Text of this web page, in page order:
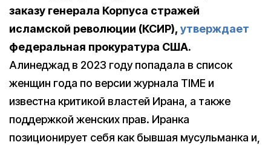
заказу генерала Корпуса стражей
исламской революции (КСИР), утверждает
федеральная прокуратура США.
Алинеджад в 2023 году попадала в список
женщин года по версии журнала TIME и
известна критикой властей Ирана, а также
поддержкой женских прав. Иранка
позиционирует себя как бывшая мусульманка и,